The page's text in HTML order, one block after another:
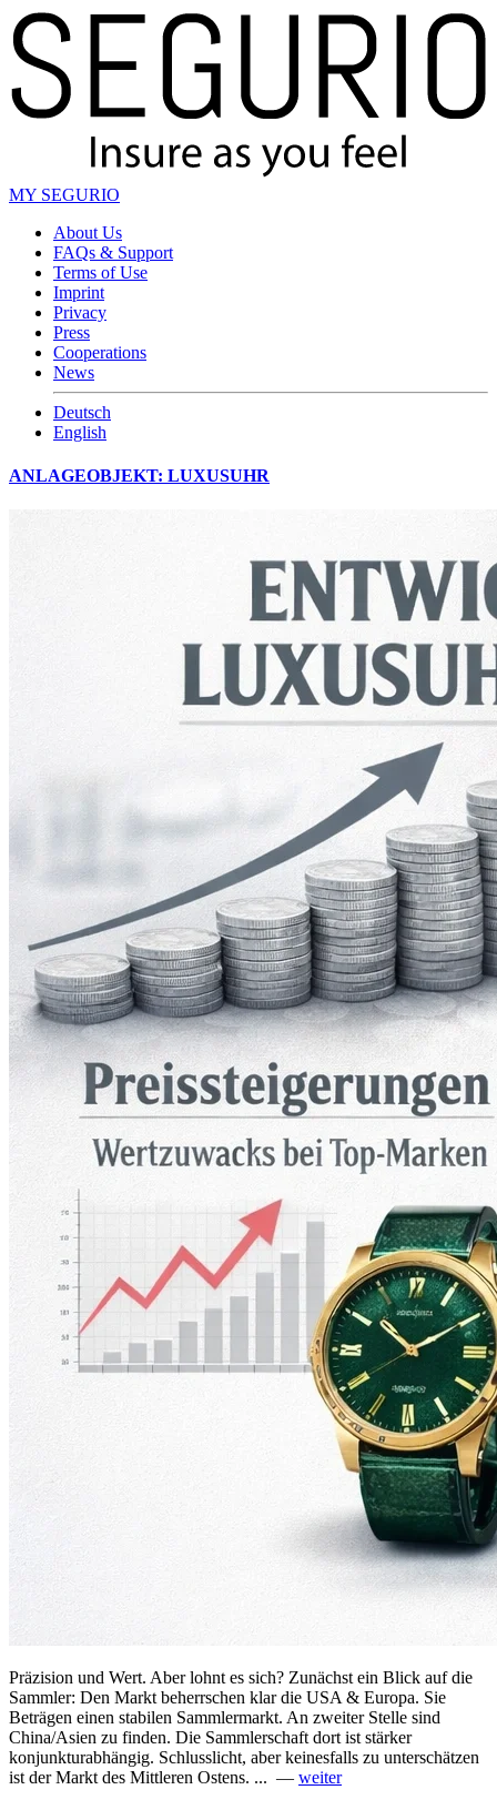
MY SEGURIO
About Us
FAQs & Support
Terms of Use
Imprint
Privacy
Press
Cooperations
News
Deutsch
English
ANLAGEOBJEKT: LUXUSUHR
Präzision und Wert. Aber lohnt es sich? Zunächst ein Blick auf die
Sammler: Den Markt beherrschen klar die USA & Europa. Sie
Beträgen einen stabilen Sammlermarkt. An zweiter Stelle sind
China/Asien zu finden. Die Sammlerschaft dort ist stärker
konjunkturabhängig. Schlusslicht, aber keinesfalls zu unterschätzen
ist der Markt des Mittleren Ostens. ... — weiter